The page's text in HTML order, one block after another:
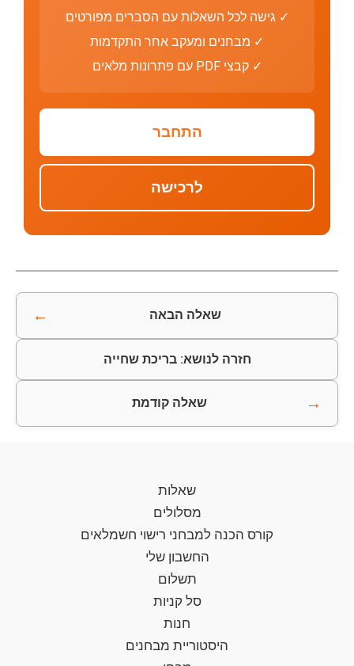
✓ גישה לכל השאלות עם הסברים מפורטים
✓ מבחנים ומעקב אחר התקדמות
✓ קבצי PDF עם פתרונות מלאים
התחבר
לרכישה
שאלה הבאה ←
חזרה לנושא: בריכת שחייה
→ שאלה קודמת
שאלות
מסלולים
קורס הכנה למבחני רישוי חשמלאים
החשבון שלי
תשלום
סל קניות
חנות
היסטוריית מבחנים